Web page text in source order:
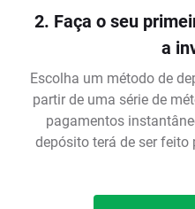
2. Faça o seu
a
Escolha um método de
partir de uma série de
pagamentos
depósito terá de ser